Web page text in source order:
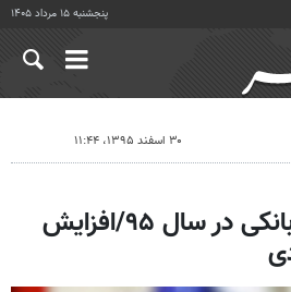
پنجشنبه ۱۵ مرداد ۱۴۰۵
۳۰ اسفند ۱۳۹۵، ۱۱:۴۴
دستاوردهای نظام بانکی در سال ۹۵/افزایش